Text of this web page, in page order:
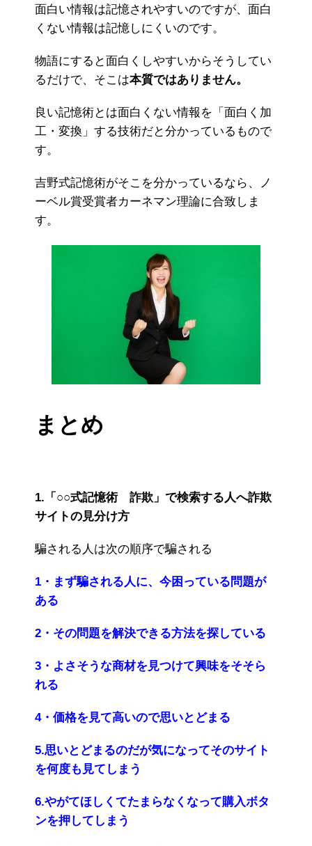
面白い情報は記憶されやすいのですが、面白
くない情報は記憶しにくいのです。
物語にすると面白くしやすいからそうしてい
るだけで、そこは本質ではありません。
良い記憶術とは面白くない情報を「面白く加
工・変換」する技術だと分かっているもので
す。
吉野式記憶術がそこを分かっているなら、ノ
ーベル賞受賞者カーネマン理論に合致しま
す。
まとめ
1.「○○式記憶術 詐欺」で検索する人へ詐欺
サイトの見分け方
騙される人は次の順序で騙される
1・まず騙される人に、今困っている問題が
ある
2・その問題を解決できる方法を探している
3・よさそうな商材を見つけて興味をそそら
れる
4・価格を見て高いので思いとどまる
5.思いとどまるのだが気になってそのサイト
を何度も見てしまう
6.やがてほしくてたまらなくなって購入ボタ
ンを押してしまう